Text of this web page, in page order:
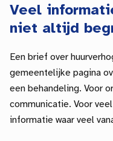
Veel
niet altijd
Een brief over
gemeentelijke pagina
een behandeling. Voor
communicatie. Voor
informatie waar veel